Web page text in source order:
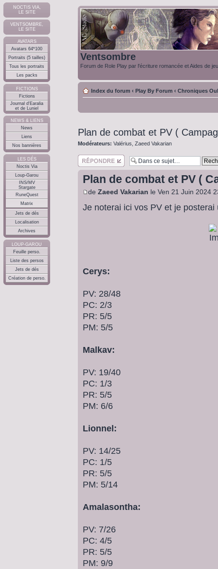
NOCTIS VIA,
LE SITE
VENTSOMBRE,
LE SITE
AVATARS
Avatars 64*100
Portraits (5 tailles)
Tous les portraits
Les packs
FICTIONS
Fictions
Journal d'Earalia
et de Luniel
NEWS & LIENS
News
Liens
Nos bannières
LES DÉS
Noctis Via
Loup-Garou
INS/MV
Stargate
RuneQuest
Matrix
Jets de dés
Localisation
Archives
LOUP-GAROU
Feuille perso.
Liste des persos
Jets de dés
Création de perso.
Ventsombre
Forum de Role Play par l'écriture romancée et Aides de
Index du forum ‹ Play By Forum ‹ Chroniques
Plan de combat et PV (
Modérateurs: Valérius Zaeed Vakarian
Répondre
Plan de combat et PV (
de Zaeed Vakarian le Ven 21 Juin 2024
Je noterai ici vos PV et je posterai
Cerys:
PV: 28/48
PC: 2/3
PR: 5/5
PM: 5/5
Malkav:
PV: 19/40
PC: 1/3
PR: 5/5
PM: 6/6
Lionnel:
PV: 14/25
PC: 1/5
PR: 5/5
PM: 5/14
Amalasontha:
PV: 7/26
PC: 4/5
PR: 5/5
PM: 9/9